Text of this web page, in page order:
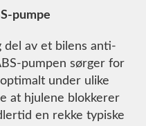
pumpe
del av et bilens anti-
pumpen sørger for
under ulike
at hjulene blokkerer
en rekke typiske